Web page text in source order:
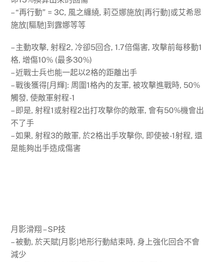
– “再行動” = 3C, 風之纏繞, 莉亞娜施放[再行動]或艾希恩
施放[驅馳]到露娜等等
– 主動攻擊, 射程2, 冷卻5回合, 1.7倍傷害, 攻擊前每移動1
格, 增傷10% (最多30%)
– 近戰士兵也能一起以2格的距離出手
– 戰後獲得[月輝]: 周圍1格內的友軍, 被攻擊進戰時, 50%
觸發, 使敵軍射程-1
– 即是, 射程1或射程2出打攻擊你的敵軍, 會有50%機會出
不了手
– 如果, 射程3的敵軍, 於2格出手攻擊你, 即使被-1射程, 還
是能夠出手造成傷害
月影滑翔 – SP技
– 被動, 於天賦[月影]地形行動結束時, 身上強化回合不會
減少